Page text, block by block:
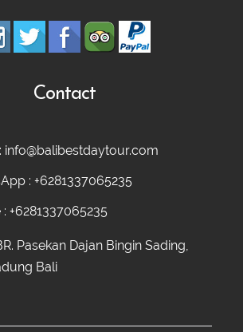
Contact
info@balibestdaytour.com
: +6281337065235
+6281337065235
Pasekan Dajan Bingin Sading,
Bali